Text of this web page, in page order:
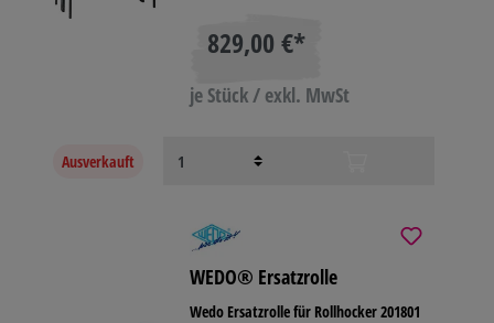
829,00 €*
je Stück / exkl. MwSt
Ausverkauft
WEDO® Ersatzrolle
Wedo Ersatzrolle für Rollhocker 201801